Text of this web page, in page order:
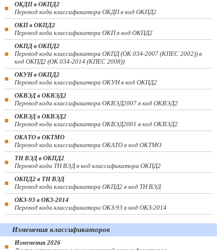
ОКДП в ОКПД2
Перевод кода классификатора ОКДП в код ОКПД2
ОКП в ОКПД2
Перевод кода классификатора ОКП в код ОКПД2
ОКПД в ОКПД2
Перевод кода классификатора ОКПД (ОК 034-2007 (КПЕС 2002)) в
код ОКПД2 (ОК 034-2014 (КПЕС 2008))
ОКУН в ОКПД2
Перевод кода классификатора ОКУН в код ОКПД2
ОКВЭД в ОКВЭД2
Перевод кода классификатора ОКВЭД2007 в код ОКВЭД2
ОКВЭД в ОКВЭД2
Перевод кода классификатора ОКВЭД2001 в код ОКВЭД2
ОКАТО в ОКТМО
Перевод кода классификатора ОКАТО в код ОКТМО
ТН ВЭД в ОКПД2
Перевод кода ТН ВЭД в код классификатора ОКПД2
ОКПД2 в ТН ВЭД
Перевод кода классификатора ОКПД2 в код ТН ВЭД
ОКЗ-93 в ОКЗ-2014
Перевод кода классификатора ОКЗ-93 в код ОКЗ-2014
Изменения классификаторов
Изменения 2026